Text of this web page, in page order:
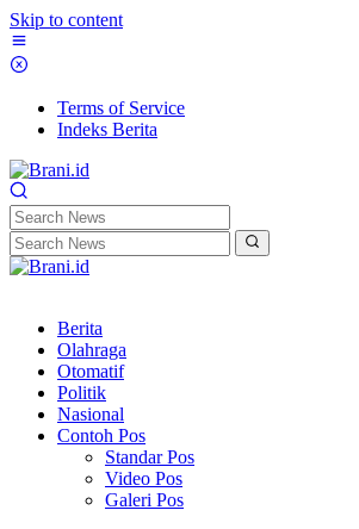
Skip to content
Terms of Service
Indeks Berita
Berita
Olahraga
Otomatif
Politik
Nasional
Contoh Pos
Standar Pos
Video Pos
Galeri Pos